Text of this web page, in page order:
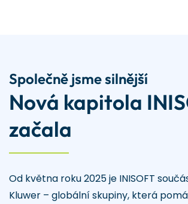
Společně jsme silnější
Nová kapitola
začala
Od května roku 2025 je INISOFT
Kluwer – globální skupiny, která